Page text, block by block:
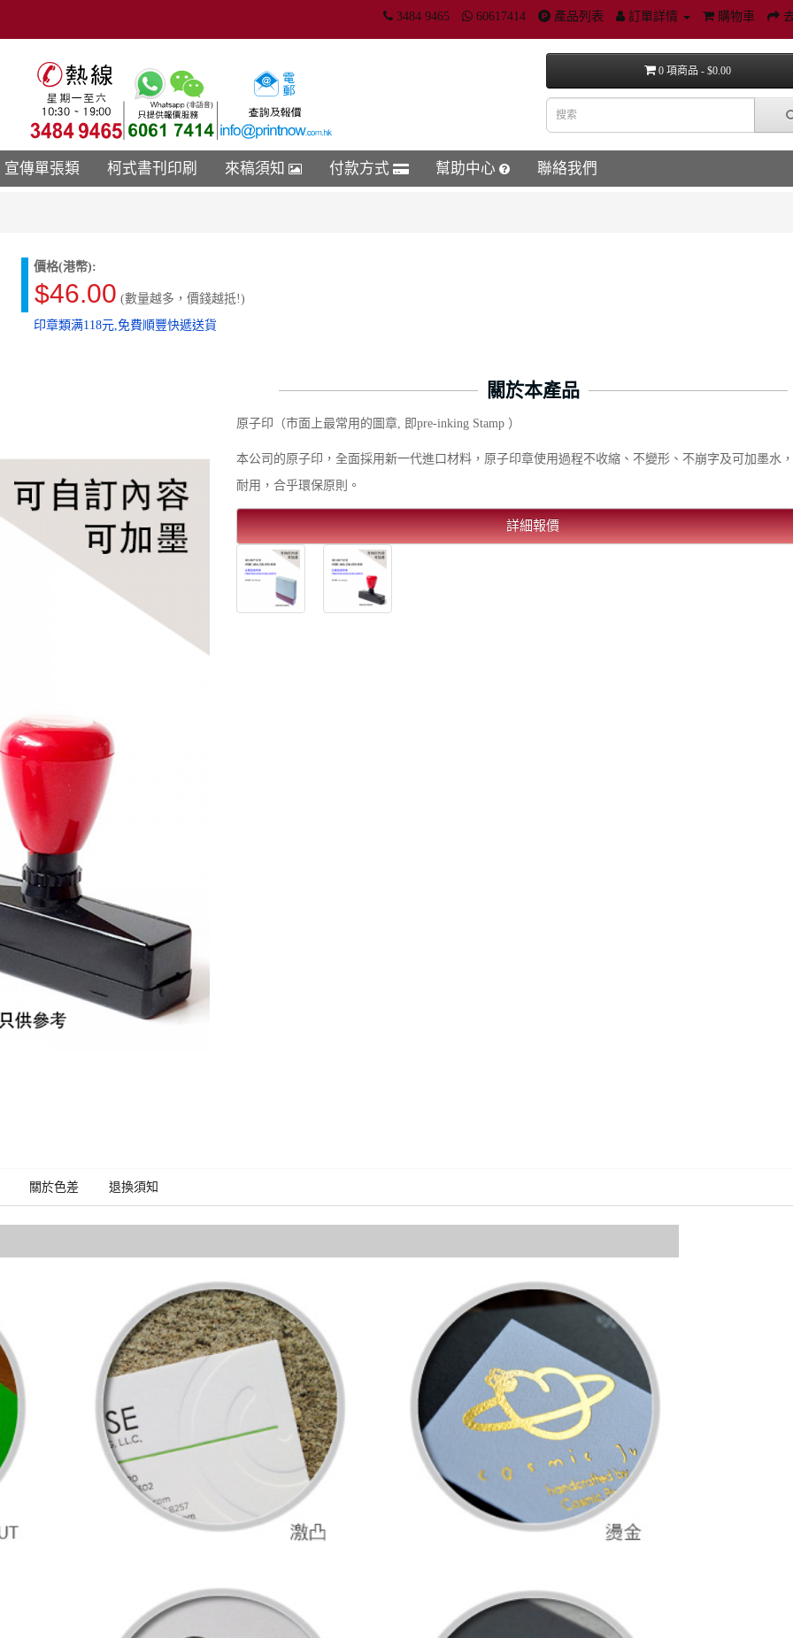
3484 9465 60617414 產品列表 訂單詳情 購物車
0 項商品 - $0.00
宣傳單張類 柯式書刊印刷 來稿須知 付款方式 幫助中心 聯絡我們
價格(港幣):
$46.00 (數量越多，價錢越抵!)
印章類满118元,免費順豐快遞送貨
關於本產品
原子印（市面上最常用的圖章, 即pre-inking Stamp ）
本公司的原子印，全面採用新一代進口材料，原子印章使用過程不收縮、不變形、不崩字及可加墨水
耐用，合乎環保原則。
詳細報價
關於色差 退換須知